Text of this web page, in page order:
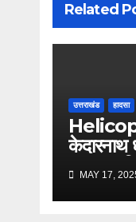
Related
उत्तराखंड हादसा
केदारनाथ
सवारMAY 17,